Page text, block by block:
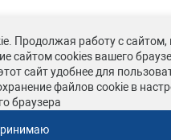
Продолжая работу с сайтом,
сайтом cookies вашего
сайт удобнее для
файлов cookie в
браузера